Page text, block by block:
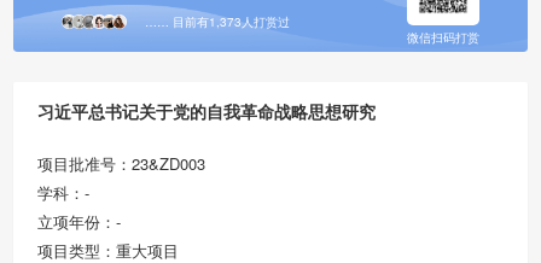
…… 目前有1,373人打赏过
微信扫码打赏
习近平总书记关于党的自我革命战略思想研究
项目批准号：23&ZD003
学科：-
立项年份：-
项目类型：重大项目